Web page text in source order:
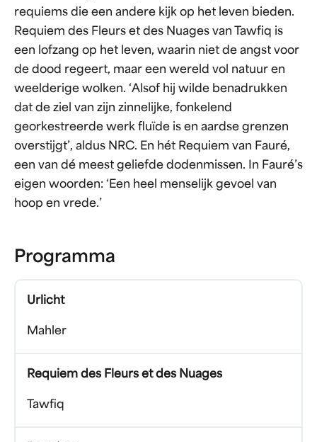
requiems die een andere kijk op het leven bieden.
Requiem des Fleurs et des Nuages van Tawfiq is
een lofzang op het leven, waarin niet de angst voor
de dood regeert, maar een wereld vol natuur en
weelderige wolken. ‘Alsof hij wilde benadrukken
dat de ziel van zijn zinnelijke, fonkelend
georkestreerde werk fluïde is en aardse grenzen
overstijgt’, aldus NRC. En hét Requiem van Fauré,
een van dé meest geliefde dodenmissen. In Fauré’s
eigen woorden: ‘Een heel menselijk gevoel van
hoop en vrede.’
Programma
Urlicht
Mahler
Requiem des Fleurs et des Nuages
Tawfiq